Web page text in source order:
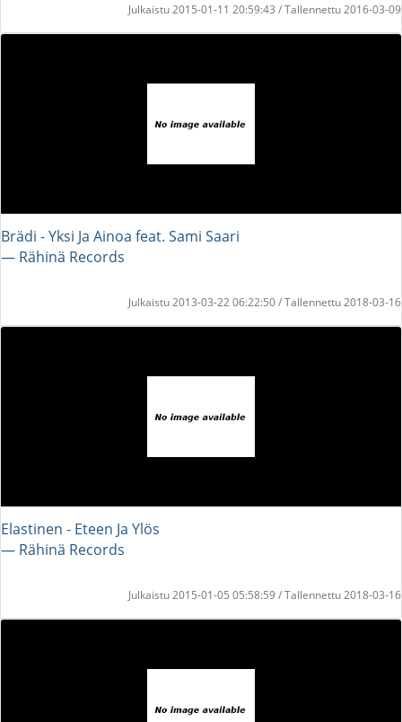
Julkaistu 2015-01-11 20:59:43 / Tallennettu 2016-03-09
Brädi - Yksi Ja Ainoa feat. Sami Saari
― Rähinä Records
Julkaistu 2013-03-22 06:22:50 / Tallennettu 2018-03-16
Elastinen - Eteen Ja Ylös
― Rähinä Records
Julkaistu 2015-01-05 05:58:59 / Tallennettu 2018-03-16